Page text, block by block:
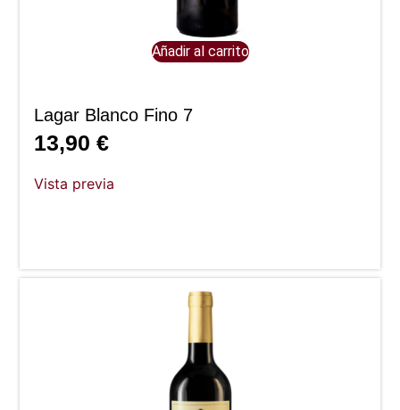
Añadir al carrito
Lagar Blanco Fino 7
13,90€
Vista previa